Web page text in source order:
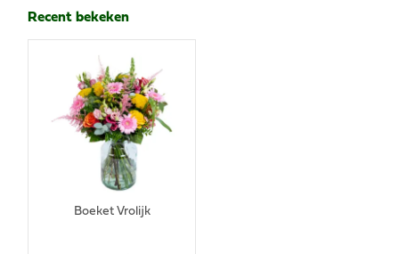
Recent bekeken
Boeket Vrolijk